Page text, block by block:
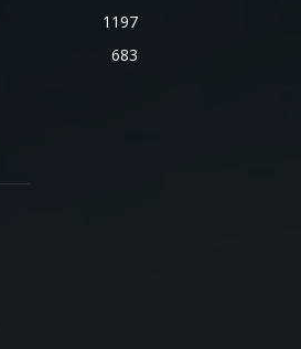
1197
683